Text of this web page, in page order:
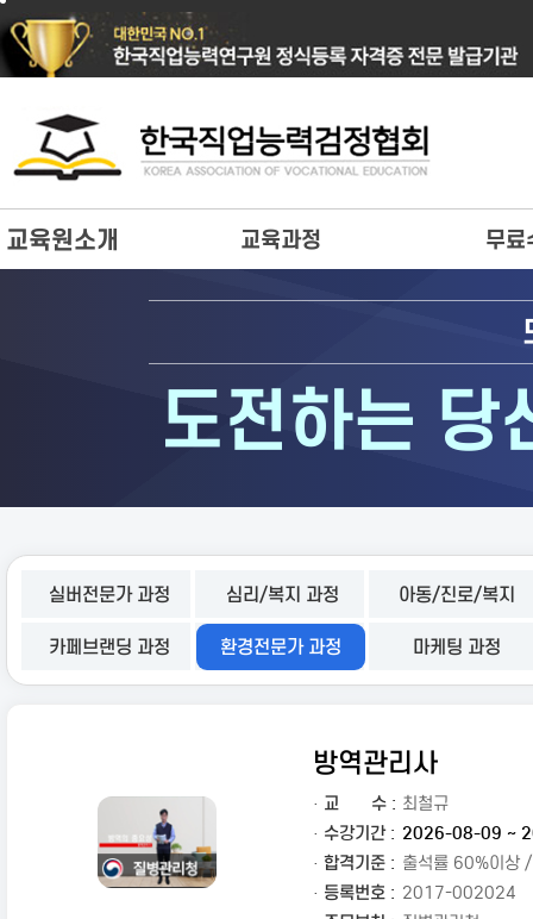
교육원소개 교육과정 무료
도전하는 당
실버전문가 과정 심리/복지 과정 아동/진로/복지
카페브랜딩 과정 환경전문가 과정 마케팅 과정
방역관리사
· 교 수 : 최철규
· 수강기간 : 2026-08-09 ~
· 합격기준 : 출석률 60%이상
· 등록번호 : 2017-002024